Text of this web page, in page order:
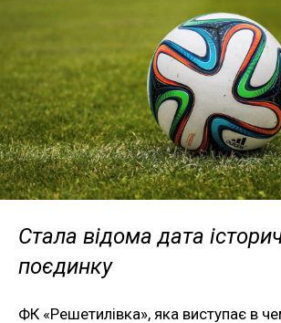
Стала відома дата
поєдинку
ФК «Решетилівка», яка виступає в